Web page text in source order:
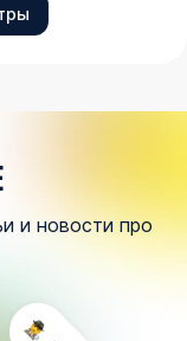
и новости про